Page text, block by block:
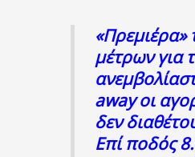
«Πρεμιέρα»
μέτρων για
away οι
δεν
Επί ποδός